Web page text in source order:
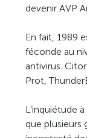
devenir AVP
En fait, 1989
féconde au
antivirus.
Prot,
L’inquiétude
que plusieurs